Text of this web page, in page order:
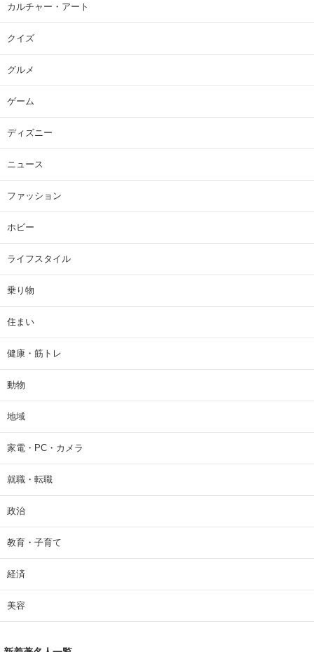
カルチャー・アート
クイズ
グルメ
ゲーム
ディズニー
ニュース
ファッション
ホビー
ライフスタイル
乗り物
住まい
健康・筋トレ
動物
地域
家電・PC・カメラ
就職・転職
政治
教育・子育て
経済
美容